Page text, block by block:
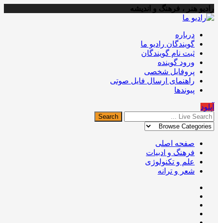
رادیو هنر ، فرهنگ و اندیشه
درباره
گویندگان رادیو ما
ثبت نام گویندگان
ورود گوینده
پروفایل شخصی
راهنمای ارسال فایل صوتی
پیوندها
آپلود
صفحه اصلی
فرهنگ و ادبیات
علم و تکنولوژی
شعر و ترانه